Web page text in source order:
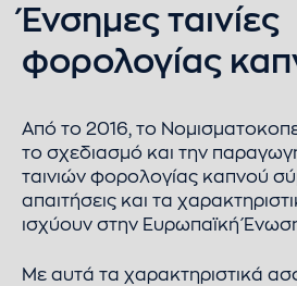
Ένσημες ταινίες
φoρολογίας
Από το 2016, το
το σχεδιασμό και την
ταινιών φορολογίας καπνού
απαιτήσεις και τα
ισχύουν στην Ευρωπαϊκή
Με αυτά τα χαρακτηριστικά